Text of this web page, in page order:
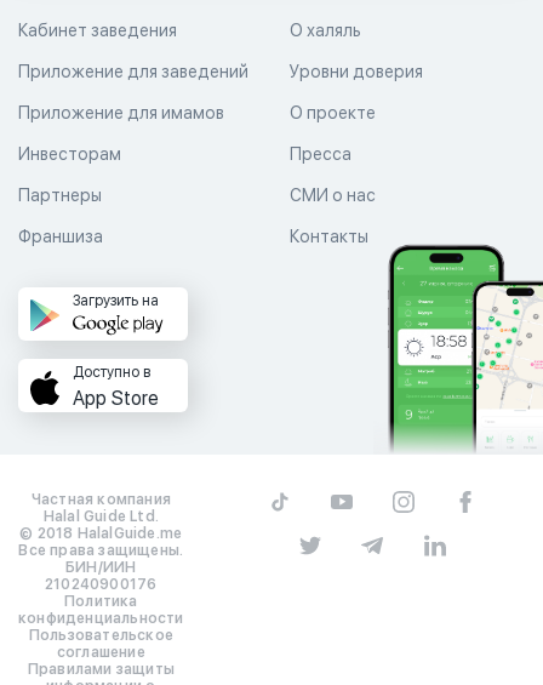
О халяль
Уровни доверия
Кабинет заведения
Приложение для заведений
Приложение для имамов О проекте
Пресса
СМИ о нас
Контакты
Инвесторам
Партнеры
Франшиза
Загрузить на
Доступно в
App Store
Частная компания
Halal Guide Ltd.
© 2018 HalalGuide.me
Все права защищены.
БИН/ИИН
210240900176
Политика
конфиденциальности
Пользовательское
соглашение
Правилами защиты